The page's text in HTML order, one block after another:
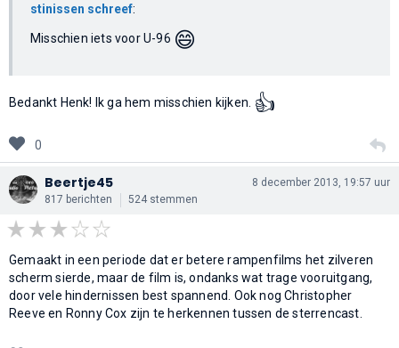
stinissen schreef:
Misschien iets voor U-96 😄
Bedankt Henk! Ik ga hem misschien kijken. 👍
0
Beertje45
817 berichten 524 stemmen
8 december 2013, 19:57 uur
Gemaakt in een periode dat er betere rampenfilms het zilveren
scherm sierde, maar de film is, ondanks wat trage vooruitgang,
door vele hindernissen best spannend. Ook nog Christopher
Reeve en Ronny Cox zijn te herkennen tussen de sterrencast.